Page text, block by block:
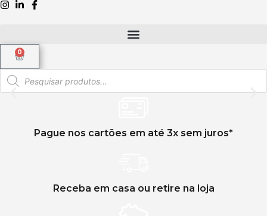
0
Pague nos cartões em até 3x sem juros*
Receba em casa ou retire na loja